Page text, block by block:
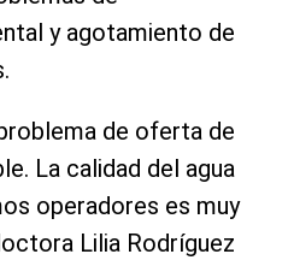
y agotamiento de
de oferta de
La calidad del agua
operadores es muy
Lilia Rodríguez